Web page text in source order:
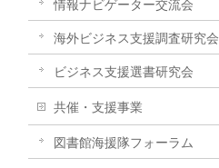
情報ナビゲーター交流会
海外ビジネス支援調査研究会
ビジネス支援選書研究会
共催・支援事業
図書館海援隊フォーラム